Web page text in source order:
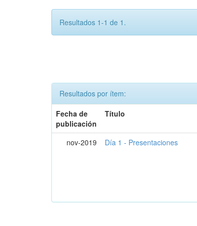
Resultados 1-1 de 1.
Resultados por ítem:
Fecha de
publicación
Título
nov-2019 Día 1 - Presentaciones